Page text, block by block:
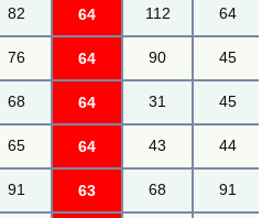
82 64 112 64
76 64 90 45
68 64 31 45
65 64 43 44
91 63 68 91